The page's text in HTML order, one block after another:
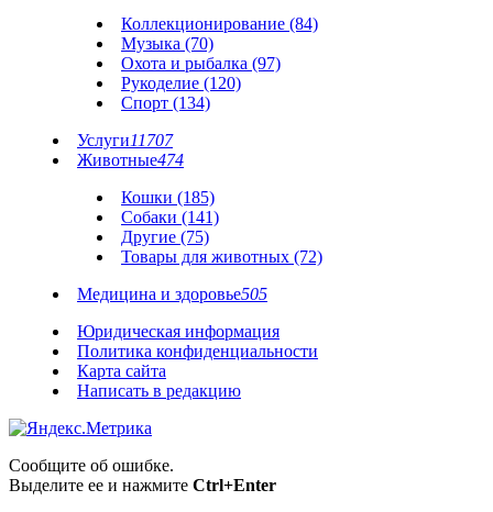
Коллекционирование (84)
Музыка (70)
Охота и рыбалка (97)
Рукоделие (120)
Спорт (134)
Услуги11707
Животные474
Кошки (185)
Собаки (141)
Другие (75)
Товары для животных (72)
Медицина и здоровье505
Юридическая информация
Политика конфиденциальности
Карта сайта
Написать в редакцию
Сообщите об ошибке.
Выделите ее и нажмите Ctrl+Enter